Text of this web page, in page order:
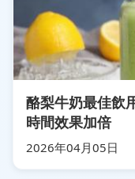
酪梨牛奶最佳飲
時間效果加倍
2026年04月05日